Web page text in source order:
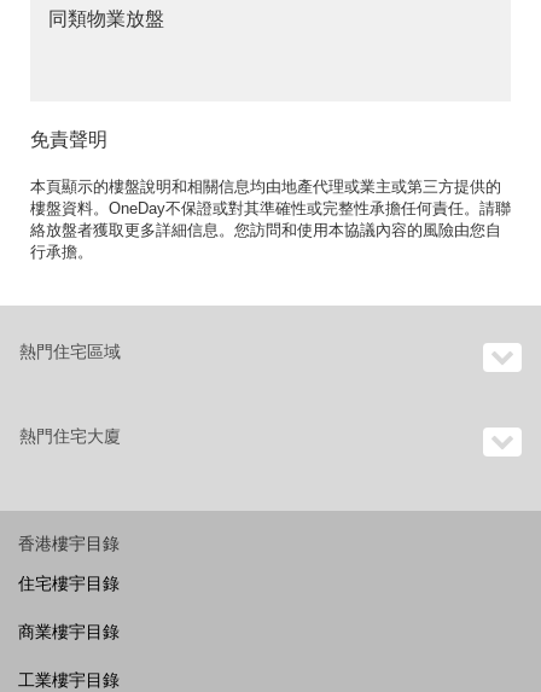
同類物業放盤
免責聲明
本頁顯示的樓盤說明和相關信息均由地產代理或業主或第三方提供的
樓盤資料。OneDay不保證或對其準確性或完整性承擔任何責任。請聯
絡放盤者獲取更多詳細信息。您訪問和使用本協議內容的風險由您自
行承擔。
熱門住宅區域
熱門住宅大廈
香港樓宇目錄
住宅樓宇目錄
商業樓宇目錄
工業樓宇目錄